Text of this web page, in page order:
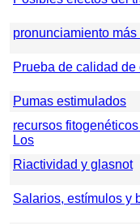
pronunciamiento
Prueba de calidad de
Pumas estimulados
recursos
Los
Riactividad y glasnot
Salarios, estímulos y